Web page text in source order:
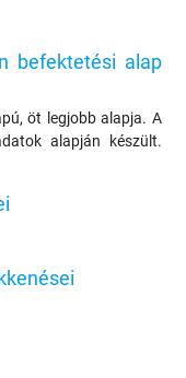
befektetési alap
öt legjobb alapja. A
alapján készült.